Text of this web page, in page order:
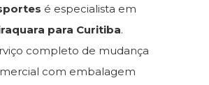
é especialista em
para Curitiba.
completo de mudança
com embalagem